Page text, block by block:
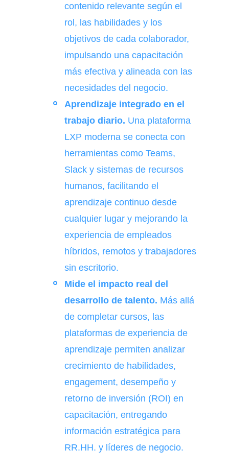
contenido relevante según el
rol, las habilidades y los
objetivos de cada colaborador,
impulsando una capacitación
más efectiva y alineada con las
necesidades del negocio.
Aprendizaje integrado en el
trabajo diario. Una plataforma
LXP moderna se conecta con
herramientas como Teams,
Slack y sistemas de recursos
humanos, facilitando el
aprendizaje continuo desde
cualquier lugar y mejorando la
experiencia de empleados
híbridos, remotos y trabajadores
sin escritorio.
Mide el impacto real del
desarrollo de talento. Más allá
de completar cursos, las
plataformas de experiencia de
aprendizaje permiten analizar
crecimiento de habilidades,
engagement, desempeño y
retorno de inversión (ROI) en
capacitación, entregando
información estratégica para
RR.HH. y líderes de negocio.